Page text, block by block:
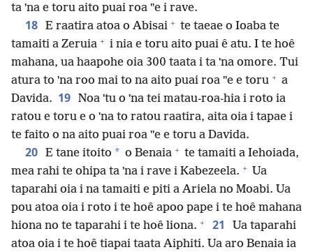
ta ˈna e toru aito puai roa ˈˈe i rave.
18 E raatira atoa o Abisai + te taeae o Ioaba te
tamaiti a Zeruia + i nia e toru aito puai ê atu. I te hoê
mahana, ua haapohe oia 300 taata i ta ˈna omore. Tui
atura to ˈna roo mai to na aito puai roa ˈˈe e toru + a
Davida. 19 Noa ˈtu o ˈna tei matau-roa-hia i roto ia
ratou e toru e o ˈna to ratou raatira, aita oia i tapae i
te faito o na aito puai roa ˈˈe e toru a Davida.
20 E tane itoito * o Benaia + te tamaiti a Iehoiada,
mea rahi te ohipa ta ˈna i rave i Kabezeela. + Ua
taparahi oia i na tamaiti e piti a Ariela no Moabi. Ua
pou atoa oia i roto i te hoê apoo pape i te hoê mahana
hiona no te taparahi i te hoê liona. + 21
Ua taparahi
atoa oia i te hoê tiapai taata Aiphiti. Ua aro Benaia ia